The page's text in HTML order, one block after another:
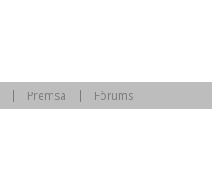
Premsa Fòrums